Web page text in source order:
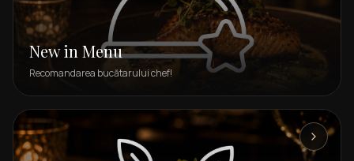
New in Menu
Recomandarea bucătarului chef!